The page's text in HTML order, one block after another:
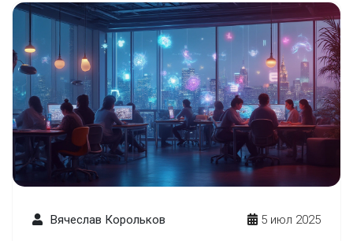
Вячеслав Корольков 5 июл 2025